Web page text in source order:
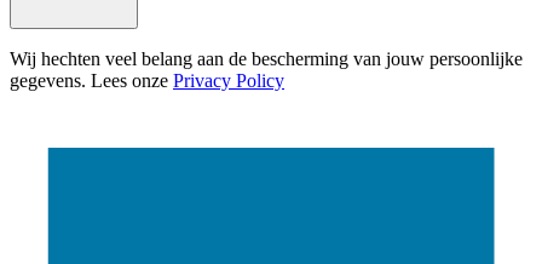
Wij hechten veel belang aan de bescherming van jouw persoonlijke
gegevens. Lees onze Privacy Policy